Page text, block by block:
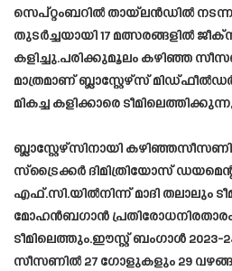
സെപ്റ്റംബറിൽ തായ്‌ലൻഡിൽ
തുടർച്ചയായി 17 മത്സരങ്ങളിൽ
കളിച്ചു.പരിക്കുമൂലം കഴിഞ്ഞ
മാത്രമാണ് ബ്ലാസ്റ്റേഴ്‌സ്
മികച്ച കളിക്കാരെ
ബ്ലാസ്റ്റേഴ്സിനായി
സ്ട്രൈക്കര്‍ ദിമിത്രിയോസ്
എഫ്.സി.യില്‍നിന്ന് മാദി തലാലും
മോഹന്‍ബഗാന്‍
ടീമിലെത്തും.ഈസ്റ്റ് ബംഗാൾ
സീസണിൽ 27 ഗോളുകളും 29